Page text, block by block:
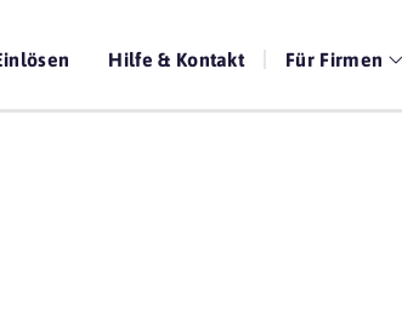
Hilfe & Kontakt Für Firmen